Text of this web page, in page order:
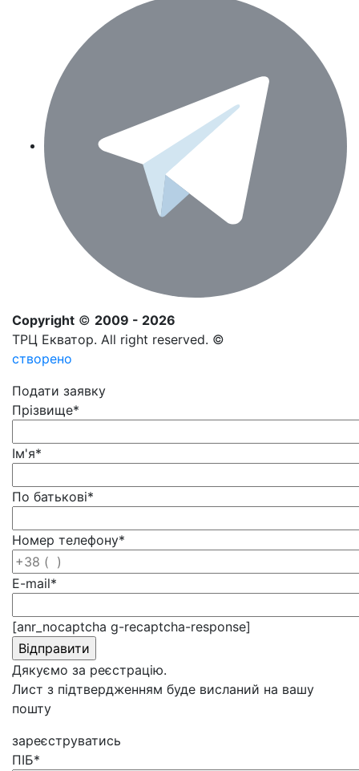
Copyright © 2009 - 2026
ТРЦ Екватор. All right reserved. ©
створено
Подати заявку
Прізвище*
Ім'я*
По батькові*
Номер телефону*
E-mail*
[anr_nocaptcha g-recaptcha-response]
Дякуємо за реєстрацію.
Лист з підтвердженням буде висланий на вашу
пошту
зареєструватись
ПІБ*